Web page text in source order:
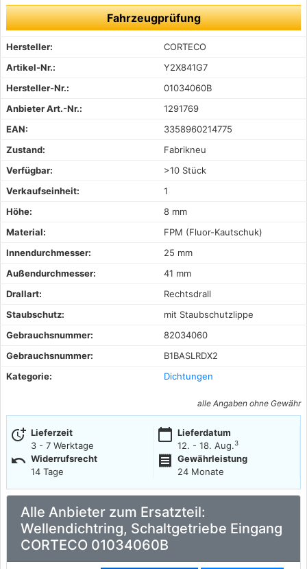
Fahrzeugprüfung
Hersteller:
CORTECO
Artikel-Nr.:
Y2X841G7
Hersteller-Nr.:
01034060B
Anbieter Art.-Nr.:
1291769
EAN:
3358960214775
Zustand:
Fabrikneu
Verfügbar:
>10 Stück
Verkaufseinheit:
1
Höhe:
8 mm
Material:
FPM (Fluor-Kautschuk)
Innendurchmesser:
25 mm
Außendurchmesser:
41 mm
Drallart:
Rechtsdrall
Staubschutz:
mit Staubschutzlippe
Gebrauchsnummer:
82034060
Gebrauchsnummer:
B1BASLRDX2
Kategorie:
Dichtungen
alle Angaben ohne Gewähr
more_time Lieferzeit
3 - 7 Werktage
calendar_today Lieferdatum
12. - 18. Aug.3
undo Widerrufsrecht
14 Tage
receipt
Gewährleistung
24 Monate
Alle Anbieter zum Ersatzteil:
Wellendichtring, Schaltgetriebe Eingang
CORTECO 01034060B